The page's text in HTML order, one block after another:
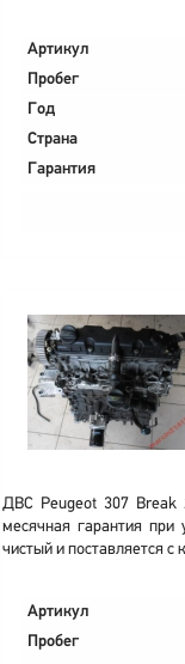
Артикул
Пробег
Год
Страна
Гарантия
ДВС Peugeot 307 Break
месячная гарантия при
чистый и поставляется
Артикул
Пробег